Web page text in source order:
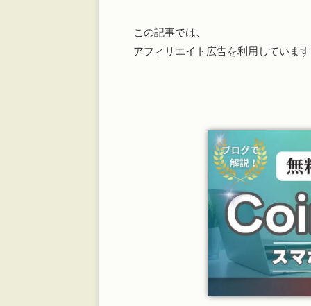
この記事では、
アフィリエイト広告を利用していま